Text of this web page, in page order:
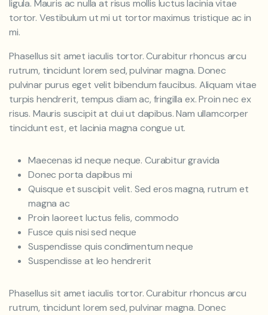
ligula. Mauris ac nulla at risus mollis luctus lacinia vitae
tortor. Vestibulum ut mi ut tortor maximus tristique ac in
mi.
Phasellus sit amet iaculis tortor. Curabitur rhoncus arcu
rutrum, tincidunt lorem sed, pulvinar magna. Donec
pulvinar purus eget velit bibendum faucibus. Aliquam vitae
turpis hendrerit, tempus diam ac, fringilla ex. Proin nec ex
risus. Mauris suscipit at dui ut dapibus. Nam ullamcorper
tincidunt est, et lacinia magna congue ut.
Maecenas id neque neque. Curabitur gravida
Donec porta dapibus mi
Quisque et suscipit velit. Sed eros magna, rutrum et
magna ac
Proin laoreet luctus felis, commodo
Fusce quis nisi sed neque
Suspendisse quis condimentum neque
Suspendisse at leo hendrerit
Phasellus sit amet iaculis tortor. Curabitur rhoncus arcu
rutrum, tincidunt lorem sed, pulvinar magna. Donec